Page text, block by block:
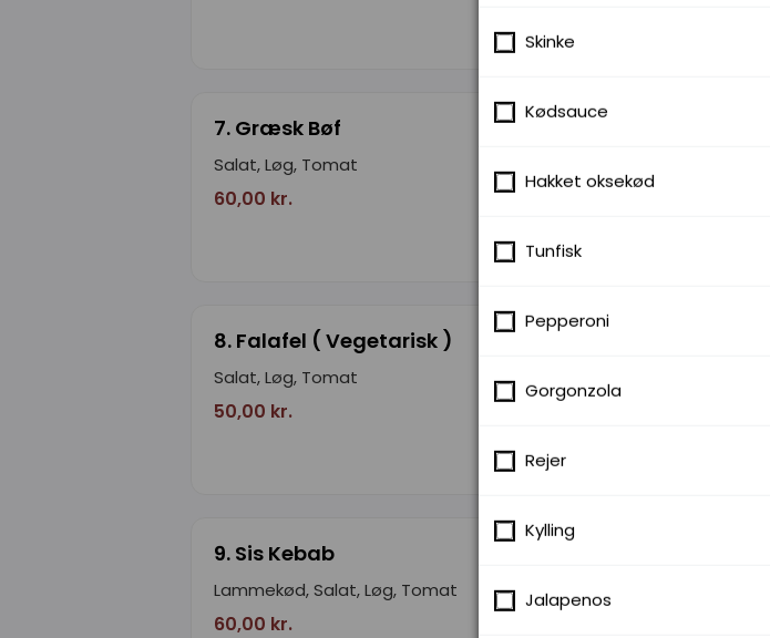
7. Græsk Bøf
Salat, Løg, Tomat
60,00 kr.
8. Falafel ( Vegetarisk )
Salat, Løg, Tomat
50,00 kr.
9. Sis Kebab
Lammekød, Salat, Løg, Tomat
60,00 kr.
Skinke
Kødsauce
Hakket oksekød
Tunfisk
Pepperoni
Gorgonzola
Rejer
Kylling
Jalapenos